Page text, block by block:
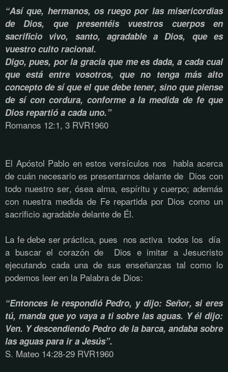
“Así que, hermanos, os ruego por las misericordias
de Dios, que presentéis vuestros cuerpos en
sacrificio vivo, santo, agradable a Dios, que es
vuestro culto racional.
Digo, pues, por la gracia que me es dada, a cada cual
que está entre vosotros, que no tenga más alto
concepto de sí que el que debe tener, sino que piense
de sí con cordura, conforme a la medida de fe que
Dios repartió a cada uno.”
Romanos 12:1, 3 RVR1960
El Apóstol Pablo en estos versículos nos habla acerca
de cuán necesario es presentarnos delante de Dios con
todo nuestro ser, ósea alma, espíritu y cuerpo; además
con nuestra medida de Fe repartida por Dios como un
sacrificio agradable delante de Él.
La fe debe ser práctica, pues nos activa todos los día
a buscar el corazón de Dios e imitar a Jesucristo
ejecutando cada una de sus enseñanzas tal como lo
podemos leer en la Palabra de Dios:
“Entonces le respondió Pedro, y dijo: Señor, si eres
tú, manda que yo vaya a ti sobre las aguas. Y él dijo:
Ven. Y descendiendo Pedro de la barca, andaba sobre
las aguas para ir a Jesús”.
S. Mateo 14:28-29 RVR1960